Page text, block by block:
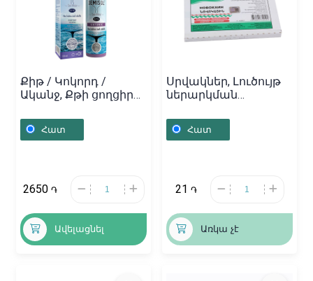
Քիթ / Կոկորդ /
Ականջ, Քթի ցողցիր
Իսպանիա
Հատ
2650 ֏
Ավելացնել
Սրվակներ, Լուծույթ
ներարկման
Հայաստան
Հատ
21 ֏
Առկա չէ